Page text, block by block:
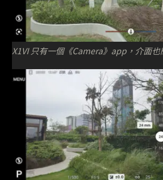
X1VI 只有一個《Camera》app，介面也